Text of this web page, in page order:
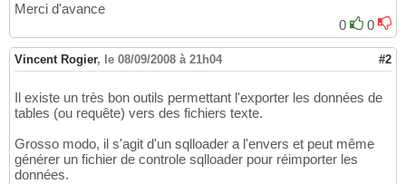
Merci d'avance
0
0
Vincent Rogier, le 08/09/2008 à 21h04 #2
Il existe un très bon outils permettant l'exporter les données de
tables (ou requête) vers des fichiers texte.
Grosso modo, il s'agit d'un sqlloader a l'envers et peut même
générer un fichier de controle sqlloader pour réimporter les
données.